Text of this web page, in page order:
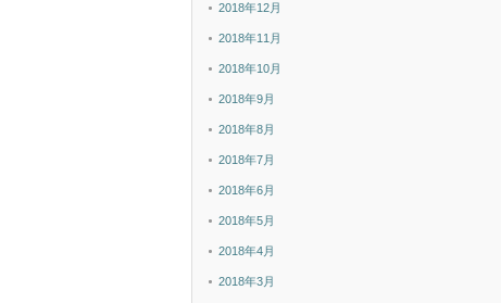
2018年12月
2018年11月
2018年10月
2018年9月
2018年8月
2018年7月
2018年6月
2018年5月
2018年4月
2018年3月